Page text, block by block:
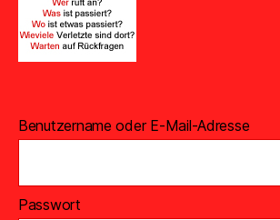
Benutzername oder E-Mail-Adresse
Passwort